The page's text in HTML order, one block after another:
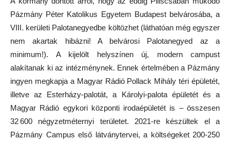
Pázmány Péter Katolikus Egyetem Budapest belvárosába, a
VIII. kerületi Palotanegyedbe költözhet (láthatóan még egyszer
nem akartak hibázni! A belvárosi Palotanegyed az a
minimum!). A kijelölt helyszínen új, modern campust
alakítanak ki az intézménynek. Ennek értelmében a Pázmány
ingyen megkapja a Magyar Rádió Pollack Mihály téri épületét,
illetve az Esterházy-palotát, a Károlyi-palota épületét és a
Magyar Rádió egykori központi irodaépületét is – összesen
32 600 négyzetméternyi területet. 2021-re készültek el a
Pázmány Campus első látványtervei, a költségeket 200-250